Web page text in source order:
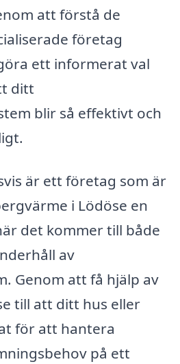
att förstå de
företag
ett informerat val
ditt
blir så effektivt och
är ett företag som är
i Lödöse en
det kommer till både
av
Genom att få hjälp av
till att ditt hus eller
för att hantera
på ett